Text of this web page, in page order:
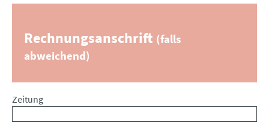
Rechnungsanschrift (falls
abweichend)
Zeitung